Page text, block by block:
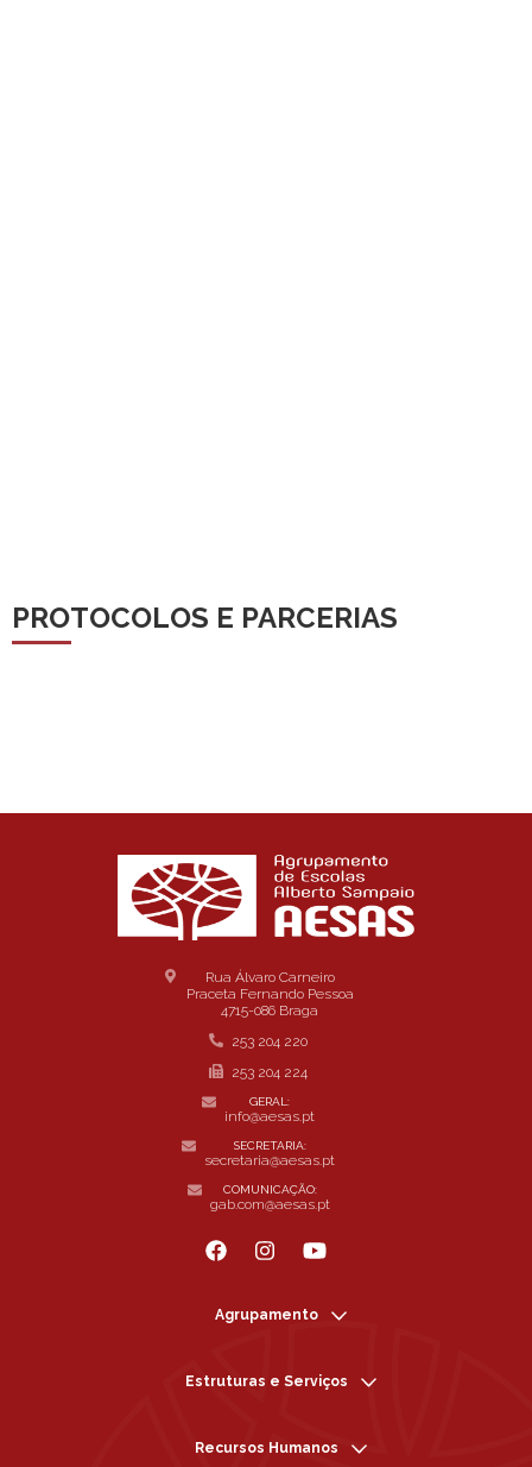
PROTOCOLOS E PARCERIAS
Rua Álvaro Carneiro
Praceta Fernando Pessoa
4715-086 Braga
253 204 220
253 204 224
GERAL:
info@aesas.pt
SECRETARIA:
secretaria@aesas.pt
COMUNICAÇÃO:
gab.com@aesas.pt
Agrupamento
Estruturas e Serviços
Recursos Humanos